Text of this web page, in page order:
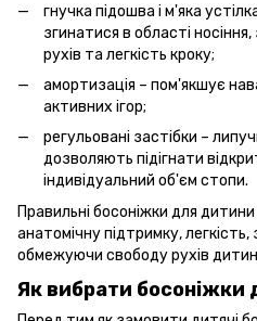
гнучка підошва і м'яка
згинатися в області
рухів та легкість кроку;
амортизація – пом'якшує
активних ігор;
регульовані застібки –
дозволяють підігнати
індивідуальний об'єм стопи.
Правильні босоніжки для
анатомічну підтримку, легкість,
обмежуючи свободу рухів
Як вибрати босоніжки